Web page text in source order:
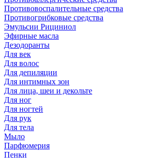
Противовоспалительные средства
Противогрибковые средства
Эмульсии Рициниол
Эфирные масла
Дезодоранты
Для век
Для волос
Для депиляции
Для интимных зон
Для лица, шеи и декольте
Для ног
Для ногтей
Для рук
Для тела
Мыло
Парфюмерия
Пенки